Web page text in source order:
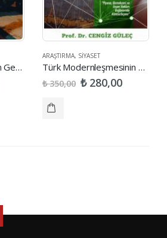
15 Temmuz En Uzun Gece
ARAŞTIRMA, SIYASET
Türk Modernleşmesinin Serencamı
₺350,00 ₺280,00